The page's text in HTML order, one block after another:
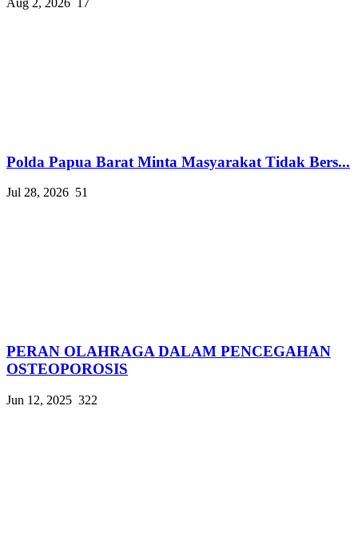
Polda Papua Barat Minta Masyarakat Tidak Bers...
Jul 28, 2026 51
PERAN OLAHRAGA DALAM PENCEGAHAN
OSTEOPOROSIS
Jun 12, 2025 322